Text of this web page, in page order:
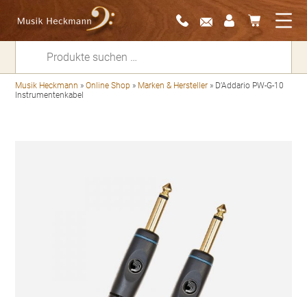
Musik Heckmann »Online Shop » Marken & Hersteller » D’Addario PW-G-10
Instrumentenkabel